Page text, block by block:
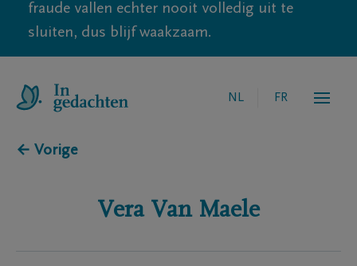
fraude vallen echter nooit volledig uit te
sluiten, dus blijf waakzaam.
NL FR
← Vorige
Vera Van Maele